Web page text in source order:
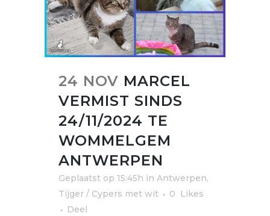
24 NOV MARCEL
VERMIST SINDS
24/11/2024 TE
WOMMELGEM
ANTWERPEN
Geplaatst op 15:45h in Antwerpen,
Tijger / Cypers met wit
0
Likes
Deel